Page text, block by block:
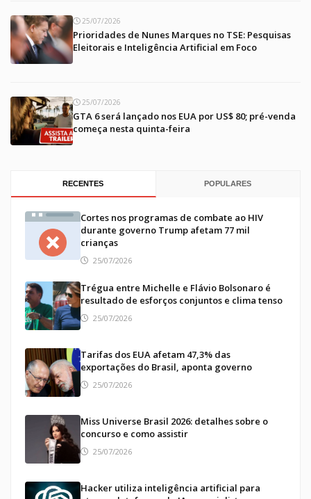
25/07/2026
Prioridades de Nunes Marques no TSE: Pesquisas
Eleitorais e Inteligência Artificial em Foco
25/07/2026
GTA 6 será lançado nos EUA por US$ 80; pré-venda
começa nesta quinta-feira
RECENTES POPULARES
Cortes nos programas de combate ao HIV
durante governo Trump afetam 77 mil
crianças
25/07/2026
Trégua entre Michelle e Flávio Bolsonaro é
resultado de esforços conjuntos e clima tenso
25/07/2026
Tarifas dos EUA afetam 47,3% das
exportações do Brasil, aponta governo
25/07/2026
Miss Universe Brasil 2026: detalhes sobre o
concurso e como assistir
25/07/2026
Hacker utiliza inteligência artificial para